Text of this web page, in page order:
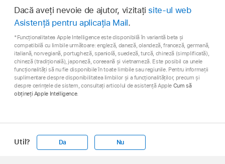
Dacă aveți nevoie de ajutor, vizitați site‑ul web
Asistență pentru aplicația Mail.
*Funcționalitatea Apple Intelligence este disponibilă în variantă beta și
compatibilă cu limbile următoare: engleză, daneză, olandeză, franceză, germană,
italiană, norvegiană, portugheză, spaniolă, suedeză, turcă, chineză (simplificată),
chineză (tradițională), japoneză, coreeană și vietnameză. Este posibil ca unele
funcționalități să nu fie disponibile în toate limbile sau regiunile. Pentru informații
suplimentare despre disponibilitatea limbilor și a funcționalităților, precum și
despre cerințele de sistem, consultați articolul de asistență Apple Cum să
obțineți Apple Intelligence.
Util? Da Nu